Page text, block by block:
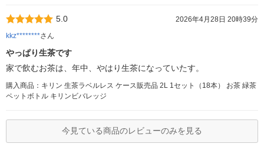
5.0
2026年4月28日 20時39分
kkz********さん
やっぱり生茶です
家で飲むお茶は、年中、やはり生茶になっていたす。
購入商品：キリン 生茶ラベルレス ケース販売品 2L 1セット（18本） お茶 緑茶
ペットボトル キリンビバレッジ
今見ている商品のレビューのみを見る